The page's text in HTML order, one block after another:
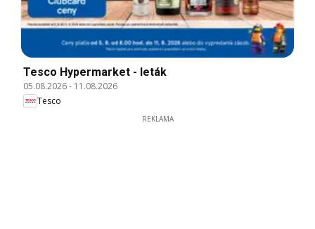
Tesco Hypermarket - leták
05.08.2026- 11.08.2026
Tesco
REKLAMA